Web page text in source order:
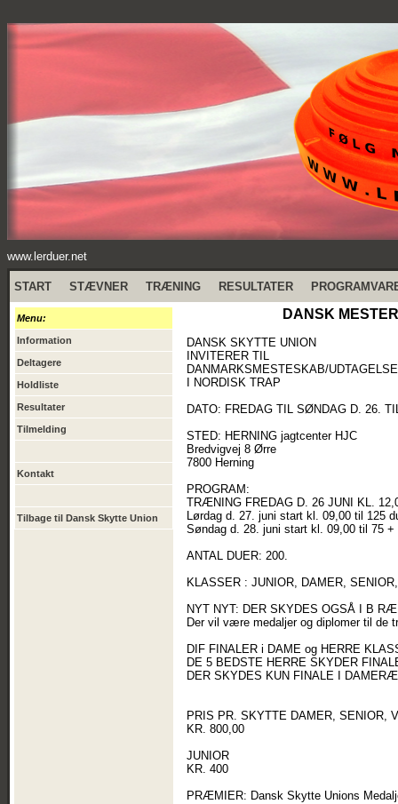
www.lerduer.net
START STÆVNER TRÆNING RESULTATER
Menu:
Information
Deltagere
Holdliste
Resultater
Tilmelding
Kontakt
Tilbage til Dansk Skytte Union
DANSK
DANSK SKYTTE UNION
INVITERER TIL
DANMARKSMESTESKAB/
I NORDISK TRAP
DATO: FREDAG TIL SØNDAG D. 26.
STED: HERNING jagtcenter HJC
Bredvigvej 8 Ørre
7800 Herning
PROGRAM:
TRÆNING FREDAG D. 26 JUNI KL.
Lørdag d. 27. juni start kl. 09,00 til 125
Søndag d. 28. juni start kl. 09,00 til 75 +
ANTAL DUER: 200.
KLASSER : JUNIOR, DAMER,
NYT NYT: DER SKYDES OGSÅ I B
Der vil være medaljer og diplomer til de
DIF FINALER i DAME og HERRE
DE 5 BEDSTE HERRE SKYDER
DER SKYDES KUN FINALE I
PRIS PR. SKYTTE DAMER, SENIOR,
KR. 800,00
JUNIOR
KR. 400
PRÆMIER: Dansk Skytte Unions